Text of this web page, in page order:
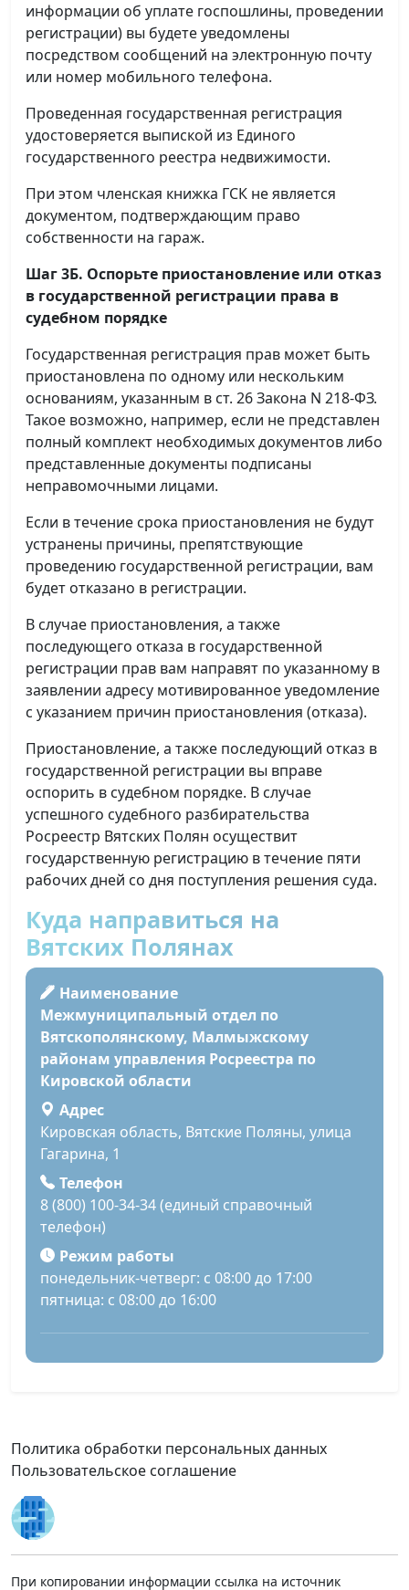
информации об уплате госпошлины, проведении
регистрации) вы будете уведомлены
посредством сообщений на электронную почту
или номер мобильного телефона.
Проведенная государственная регистрация
удостоверяется выпиской из Единого
государственного реестра недвижимости.
При этом членская книжка ГСК не является
документом, подтверждающим право
собственности на гараж.
Шаг 3Б. Оспорьте приостановление или отказ
в государственной регистрации права в
судебном порядке
Государственная регистрация прав может быть
приостановлена по одному или нескольким
основаниям, указанным в ст. 26 Закона N 218-ФЗ.
Такое возможно, например, если не представлен
полный комплект необходимых документов либо
представленные документы подписаны
неправомочными лицами.
Если в течение срока приостановления не будут
устранены причины, препятствующие
проведению государственной регистрации, вам
будет отказано в регистрации.
В случае приостановления, а также
последующего отказа в государственной
регистрации прав вам направят по указанному в
заявлении адресу мотивированное уведомление
с указанием причин приостановления (отказа).
Приостановление, а также последующий отказ в
государственной регистрации вы вправе
оспорить в судебном порядке. В случае
успешного судебного разбирательства
Росреестр Вятских Полян осуществит
государственную регистрацию в течение пяти
рабочих дней со дня поступления решения суда.
Куда направиться на
Вятских Полянах
Наименование
Межмуниципальный отдел по
Вятскополянскому, Малмыжскому
районам управления Росреестра по
Кировской области
Адрес
Кировская область, Вятские Поляны, улица
Гагарина, 1
Телефон
8 (800) 100-34-34 (единый справочный
телефон)
Режим работы
понедельник-четверг: с 08:00 до 17:00
пятница: с 08:00 до 16:00
Политика обработки персональных данных
Пользовательское соглашение
При копировании информации ссылка на источник